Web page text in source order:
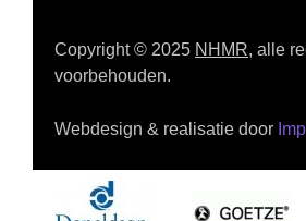
Copyright © 2025 NHMR, alle
voorbehouden.
Webdesign & realisatie door